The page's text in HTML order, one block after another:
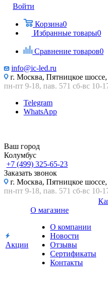
Войти
Корзина0
Избранные товары0
Сравнение товаров0
info@ic-led.ru
г. Москва, Пятницкое
пн-пт 9-18, пав. 571 сб-вс 10-
Telegram
WhatsApp
Ваш город
Колумбус
+7 (499) 325-65-23
Заказать звонок
г. Москва, Пятницкое
пн-пт 9-18, пав. 571 сб-вс 10-
Акции
О магазине
О компании
Новости
Отзывы
Сертификаты
Контакты